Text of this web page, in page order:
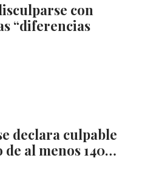
con
“diferencias
declara culpable
de al menos 140…